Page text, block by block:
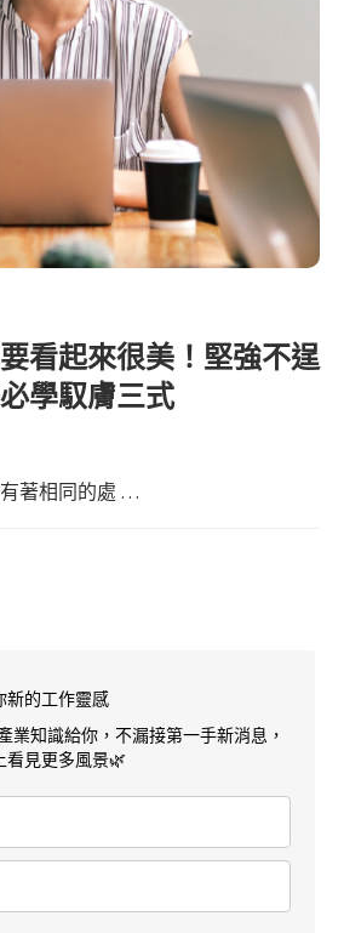
看起來很美！堅強不逞
學馭膚三式
著相同的處 …
新的工作靈感
業知識給你，不漏接第一手新消息，
看見更多風景🌿